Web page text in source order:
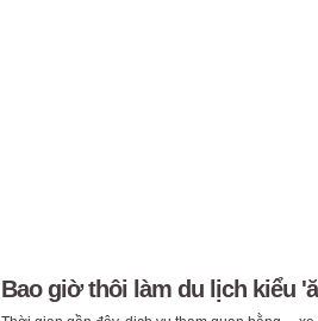
Bao giờ thôi làm du lịch kiểu